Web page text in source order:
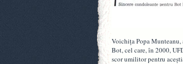
Voichiţa Popa Munteanu,
Bot, cel care, în 2000,
scor umilitor pentru